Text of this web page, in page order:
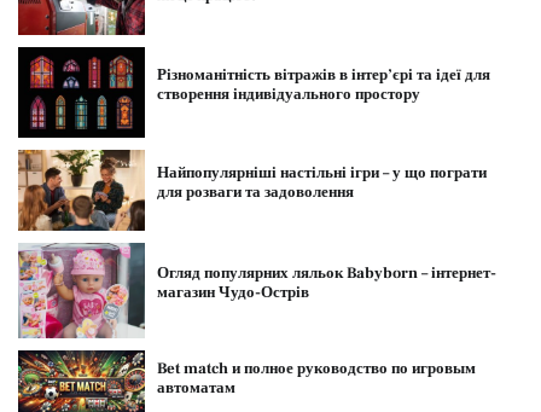
Різноманітність вітражів в інтер’єрі та ідеї для
створення індивідуального простору
Найпопулярніші настільні ігри – у що пограти
для розваги та задоволення
Огляд популярних ляльок Babyborn – інтернет-
магазин Чудо-Острів
Bet match и полное руководство по игровым
автоматам